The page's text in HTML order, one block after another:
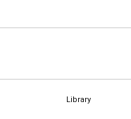
Library